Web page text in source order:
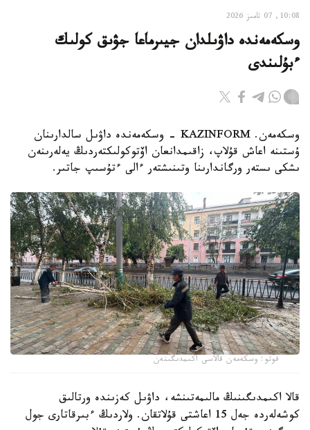
10:08, 07 تامىز 2026
وسكەمەندە داۋىلدان جيىرماعا جۋىق كولىك
ءبۇلىندى
وسكەمەن. KAZINFORM - وسكەمەندە داۋىل سالدارىنان
ۇستىنە اعاش قۇلاپ، زاقىمدانعان اۆتوكولىكتەردىڭ يەلەرىنەن
ىشكى ىستەر ورگاندارىنا وتىنىشتەر ءالى ءتۇسىپ جاتىر.
فوتو: وسكەمەن قالاسى اكىمدىگىنەن
قالا اكىمدىگىنىڭ مالىمەتىنشە، داۋىل كەزىندە ورتالىق
كوشەلەردە جەل 15 اعاشتى قۇلاتقان. ولاردىڭ ءبىرقاتارى جول